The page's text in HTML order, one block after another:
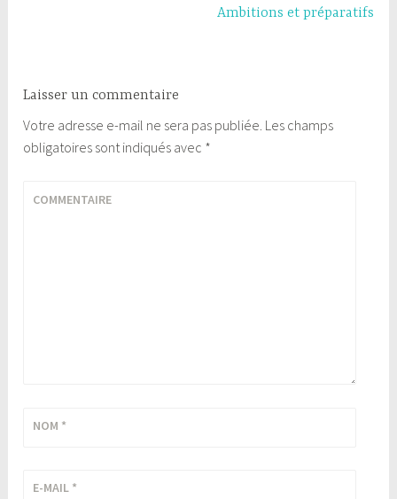
Ambitions et préparatifs
Laisser un commentaire
Votre adresse e-mail ne sera pas publiée. Les champs
obligatoires sont indiqués avec *
COMMENTAIRE
NOM *
E-MAIL *